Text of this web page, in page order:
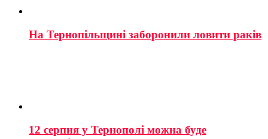
На Тернопільщині заборонили ловити раків
12 серпня у Тернополі можна буде